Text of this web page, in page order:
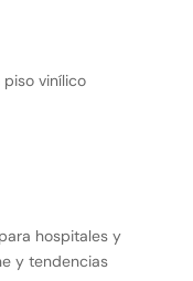
vinílico
hospitales y
y tendencias